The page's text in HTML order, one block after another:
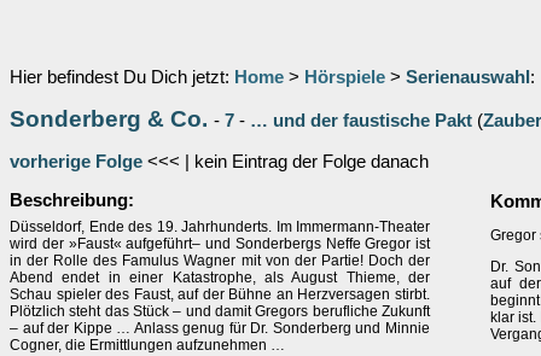
Hier befindest Du Dich jetzt: Home > Hörspiele > Serienauswahl :
Sonderberg & Co. - 7 - … und der faustische Pakt (
vorherige Folge <<< | kein Eintrag der Folge danach
Beschreibung:
Düsseldorf, Ende des 19. Jahrhunderts. Im Immermann-Theater
wird der »Faust« aufgeführt– und Sonderbergs Neffe Gregor ist
in der Rolle des Famulus Wagner mit von der Partie! Doch der
Abend endet in einer Katastrophe, als August Thieme, der
Schau spieler des Faust, auf der Bühne an Herzversagen stirbt.
Plötzlich steht das Stück – und damit Gregors berufliche Zukunft
– auf der Kippe … Anlass genug für Dr. Sonderberg und Minnie
Cogner, die Ermittlungen aufzunehmen …
Gregor
Dr.
auf
klar